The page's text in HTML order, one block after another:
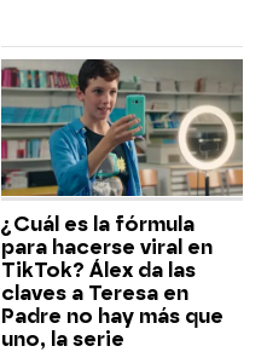
¿Cuál es la fórmula
para hacerse viral en
TikTok? Álex da las
claves a Teresa en
Padre no hay más que
uno, la serie